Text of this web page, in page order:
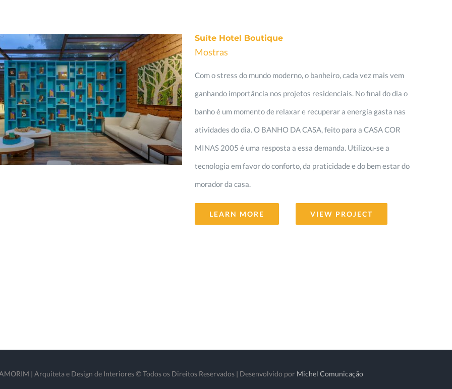
Suíte Hotel Boutique
Mostras
Com o stress do mundo moderno, o banheiro, cada vez mais vem
ganhando importância nos projetos residenciais. No final do dia o
banho é um momento de relaxar e recuperar a energia gasta nas
atividades do dia. O BANHO DA CASA, feito para a CASA COR
MINAS 2005 é uma resposta a essa demanda. Utilizou-se a
tecnologia em favor do conforto, da praticidade e do bem estar do
morador da casa.
LEARN MORE VIEW PROJECT
| Arquiteta e Design de Interiores © Todos os Direitos Reservados | Desenvolvido por Michel Comunicação